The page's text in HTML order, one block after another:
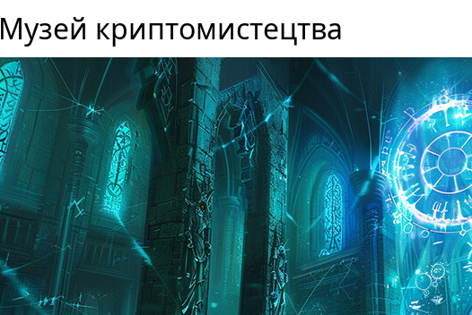
Музей криптомистецтва